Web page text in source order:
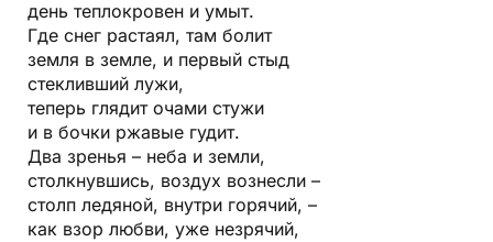
день теплокровен и умыт.
Где снег растаял, там болит
земля в земле, и первый стыд
стекливший лужи,
теперь глядит очами стужи
и в бочки ржавые гудит.
Два зренья – неба и земли,
столкнувшись, воздух вознесли –
столп ледяной, внутри горячий, –
как взор любви, уже незрячий,